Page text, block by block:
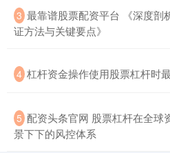
3 最靠谱股票配资平台 《深度剖
证方法与关键要点》
4 杠杆资金操作使用股票杠杆时
5 配资头条官网 股票杠杆在全球
景下下的风控体系